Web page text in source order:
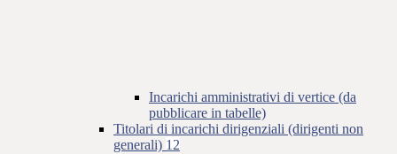
Incarichi amministrativi di vertice (da
pubblicare in tabelle)
Titolari di incarichi dirigenziali (dirigenti non
generali) 12